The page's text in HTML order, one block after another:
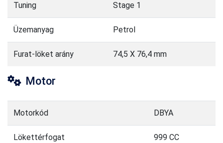
Tuning Stage 1
Üzemanyag Petrol
Furat-löket arány 74,5 X 76,4 mm
Motor
Motorkód DBYA
Lökettérfogat 999 CC